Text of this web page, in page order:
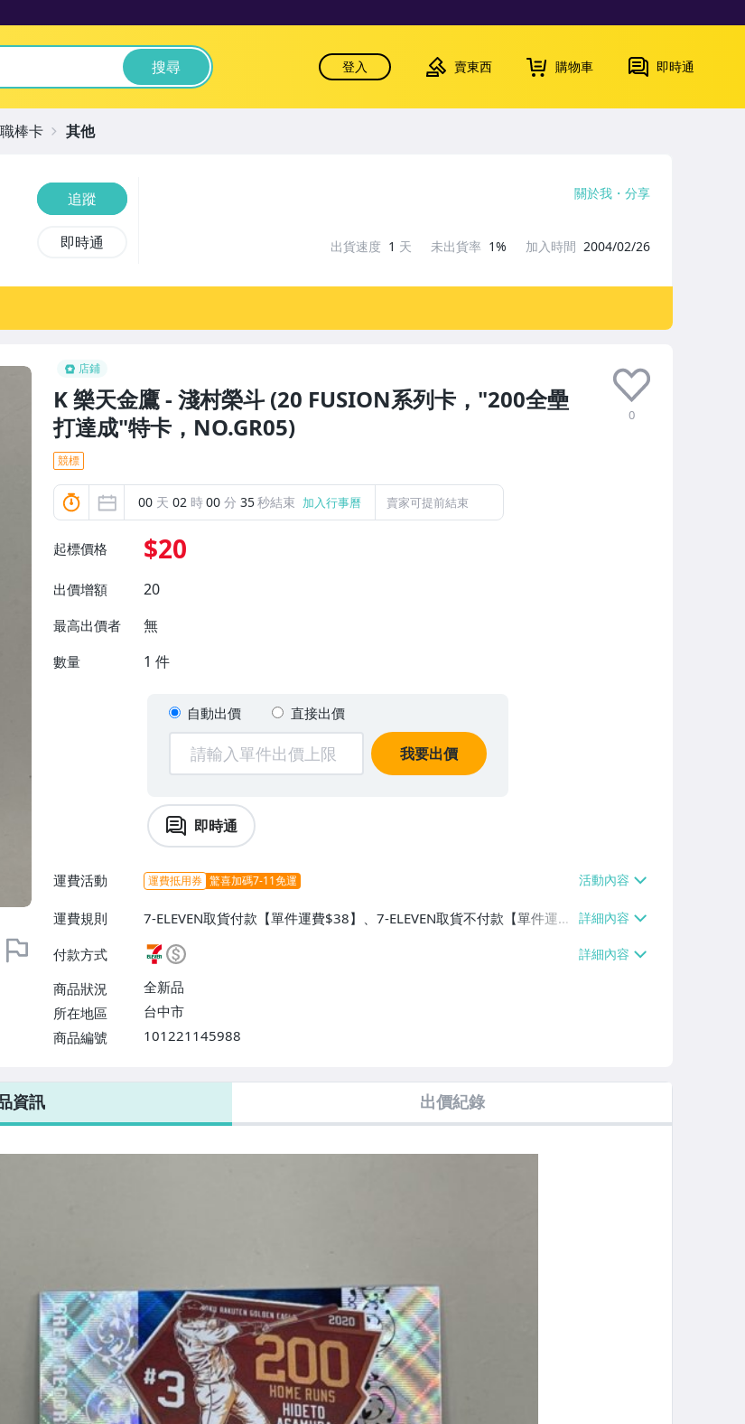
搜尋 登入 賣東西 購物車 即時通
店鋪
K 樂天金鷹 - 淺村榮斗 (20 FUSION系列卡，"200全壘
打達成"特卡，NO.GR05)
0
競標
00 天 02 時00 分 33秒結束 加入行事曆 賣家可提前結束
起標價格 $20
出價增額 20
最高出價者 無
數量 1 件
自動出價 直接出價
我要出價
即時通
運費活動 運費抵用券 驚喜加碼7-11免運
運費規則
7-ELEVEN取貨付款【單件運費$38】、7-ELEVEN取貨不付款【單件運費
$38】、宅配/貨運【單件運費$60、消費滿$1000免運費】、郵局掛號
【單件運費$31、滿10件或消費滿$700免運費】、低溫配送【單件運費
$60】
付款方式
商品狀況
全新品
所在地區
台中市
商品編號
101221145988
7-ELEVEN 運費只要38元
追蹤
即時通
關於我 分享
出貨速度 1 天 未出貨率 1% 加入時間 2004/02/26
棒卡 其他
資訊 出價紀錄